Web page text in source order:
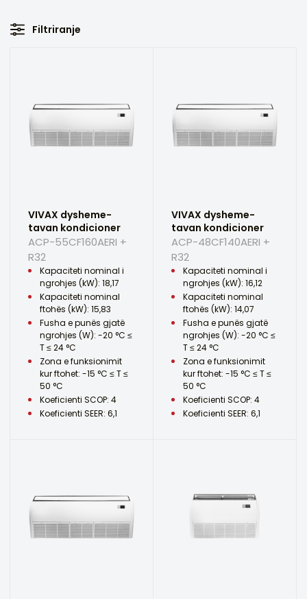
Filtriranje
VIVAX dysheme-
tavan kondicioner
ACP-55CF160AERI +
R32
Kapaciteti nominal i
ngrohjes (kW): 18,17
Kapaciteti nominal
ftohës (kW): 15,83
Fusha e punës gjatë
ngrohjes (W): -20 °C ≤
T ≤ 24 °C
Zona e funksionimit
kur ftohet: -15 °C ≤ T ≤
50 °C
Koeficienti SCOP: 4
Koeficienti SEER: 6,1
VIVAX dysheme-
tavan kondicioner
ACP-48CF140AERI +
R32
Kapaciteti nominal i
ngrohjes (kW): 16,12
Kapaciteti nominal
ftohës (kW): 14,07
Fusha e punës gjatë
ngrohjes (W): -20 °C ≤
T ≤ 24 °C
Zona e funksionimit
kur ftohet: -15 °C ≤ T ≤
50 °C
Koeficienti SCOP: 4
Koeficienti SEER: 6,1